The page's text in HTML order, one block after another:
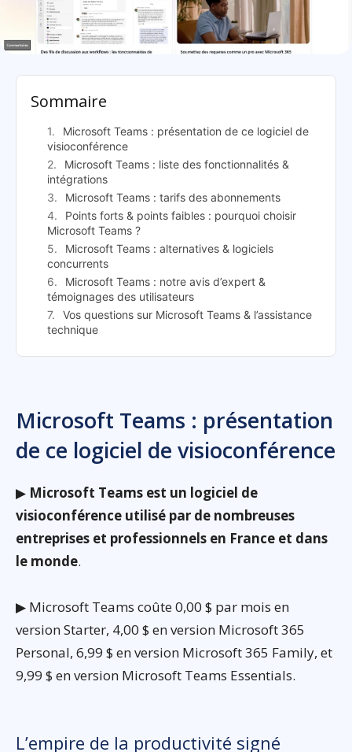
Microsoft Teams: présentation
Sommaire
Microsoft Teams : présentation de ce logiciel de
visioconférence
Microsoft Teams : liste des fonctionnalités &
intégrations
Microsoft Teams : tarifs des abonnements
Points forts & points faibles : pourquoi choisir
Microsoft Teams ?
Microsoft Teams : alternatives & logiciels
concurrents
Microsoft Teams : notre avis d’expert &
témoignages des utilisateurs
Vos questions sur Microsoft Teams & l’assistance
technique
Microsoft Teams : présentation
de ce logiciel de visioconférence
▶ Microsoft Teams est un logiciel de
visioconférence utilisé par de nombreuses
entreprises et professionnels en France et dans
le monde.
▶ Microsoft Teams coûte 0,00 $ par mois en
version Starter, 4,00 $ en version Microsoft 365
Personal, 6,99 $ en version Microsoft 365 Family, et
9,99 $ en version Microsoft Teams Essentials.
L’empire de la productivité signé